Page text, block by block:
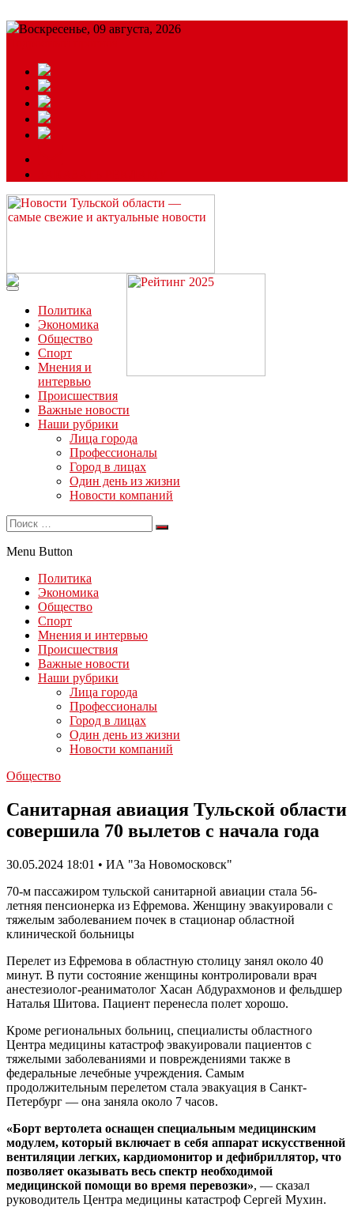
Воскресенье, 09 августа, 2026
Читайте последние новости дня в Тульской области на сайте
“ЗаНовомосковск”
Политика
Экономика
Общество
Спорт
Мнения и
интервью
Происшествия
Важные новости
Наши рубрики
Лица города
Профессионалы
Город в лицах
Один день из жизни
Новости компаний
Menu Button
Политика
Экономика
Общество
Спорт
Мнения и интервью
Происшествия
Важные новости
Наши рубрики
Лица города
Профессионалы
Город в лицах
Один день из жизни
Новости компаний
Общество
Санитарная авиация Тульской области
совершила 70 вылетов с начала года
30.05.2024 18:01 • ИА "За Новомосковск"
70-м пассажиром тульской санитарной авиации стала 56-
летняя пенсионерка из Ефремова. Женщину эвакуировали с
тяжелым заболеванием почек в стационар областной
клинической больницы
Перелет из Ефремова в областную столицу занял около 40
минут. В пути состояние женщины контролировали врач
анестезиолог-реаниматолог Хасан Абдурахмонов и фельдшер
Наталья Шитова. Пациент перенесла полет хорошо.
Кроме региональных больниц, специалисты областного
Центра медицины катастроф эвакуировали пациентов с
тяжелыми заболеваниями и повреждениями также в
федеральные лечебные учреждения. Самым
продолжительным перелетом стала эвакуация в Санкт-
Петербург — она заняла около 7 часов.
«Борт вертолета оснащен специальным медицинским
модулем, который включает в себя аппарат искусственной
вентиляции легких, кардиомонитор и дефибриллятор, что
позволяет оказывать весь спектр необходимой
медицинской помощи во время перевозки», — сказал
руководитель Центра медицины катастроф Сергей Мухин.